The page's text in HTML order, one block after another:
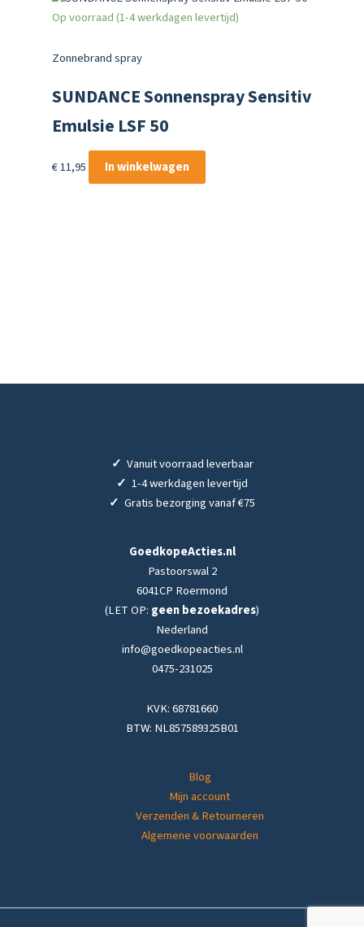
Op voorraad (1-4 werkdagen levertijd)
Zonnebrand spray
SUNDANCE Sonnenspray Sensitiv
Emulsie LSF 50
€11,95 In winkelwagen
✓ Vanuit voorraad leverbaar
✓ 1-4 werkdagen levertijd
✓ Gratis bezorging vanaf €75
GoedkopeActies.nl
Pastoorswal 2
6041CP Roermond
(LET OP: geen bezoekadres)
Nederland
info@goedkopeacties.nl
0475-231025
KVK: 68781660
BTW: NL857589325B01
Blog
Mijn account
Verzenden & Retourneren
Algemene voorwaarden